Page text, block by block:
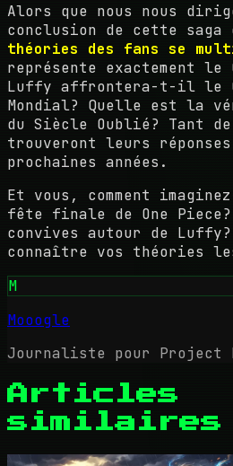
Alors que nous nous
conclusion de cette saga
théories des fans se
représente exactement le
Luffy affrontera-t-il le
Mondial? Quelle est la
du Siècle Oublié? Tant
trouveront leurs
prochaines années.
Et vous, comment
fête finale de One
convives autour de
connaître vos théories
M
Mooogle
Journaliste pour Project
Articles
similaires